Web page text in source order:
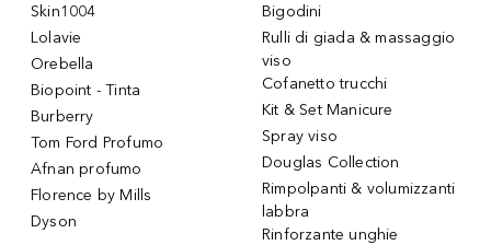
Skin1004
Lolavie
Orebella
Biopoint - Tinta
Burberry
Tom Ford Profumo
Afnan profumo
Florence by Mills
Dyson
Bigodini
Rulli di giada & massaggio
viso
Cofanetto trucchi
Kit & Set Manicure
Spray viso
Douglas Collection
Rimpolpanti & volumizzanti
labbra
Rinforzante unghie